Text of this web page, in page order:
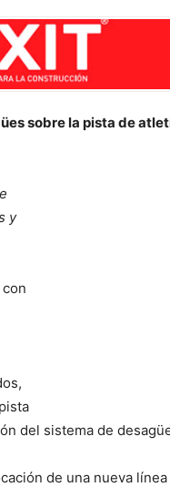
sobre la pista de
y
del sistema de
de una nueva